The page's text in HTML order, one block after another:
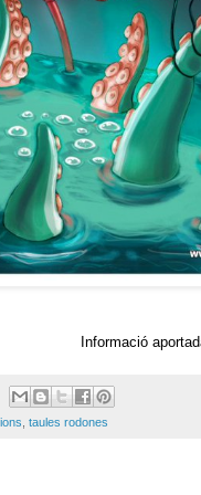
Informació
, taules rodones